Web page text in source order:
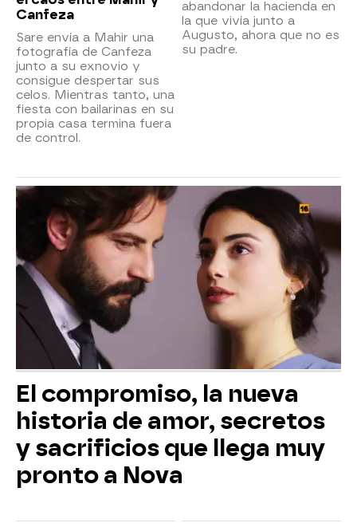
Canfeza
Sare envía a Mahir una
fotografía de Canfeza
junto a su exnovio y
consigue despertar sus
celos. Mientras tanto, una
fiesta con bailarinas en su
propia casa termina fuera
de control.
abandonar la hacienda en
la que vivía junto a
Augusto, ahora que no es
su padre.
El compromiso, la nueva
historia de amor, secretos
y sacrificios que llega muy
pronto a Nova